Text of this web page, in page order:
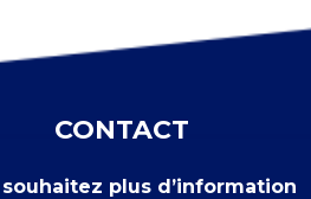
CONTACT
plus d’information